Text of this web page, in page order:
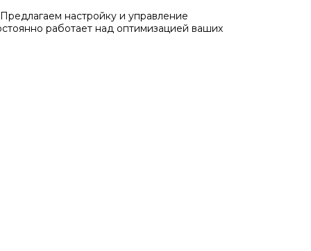
настройку и управление
работает над оптимизацией ваших